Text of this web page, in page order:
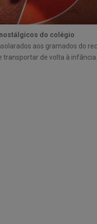
do colégio
aos gramados do
transportar de volta à infância.